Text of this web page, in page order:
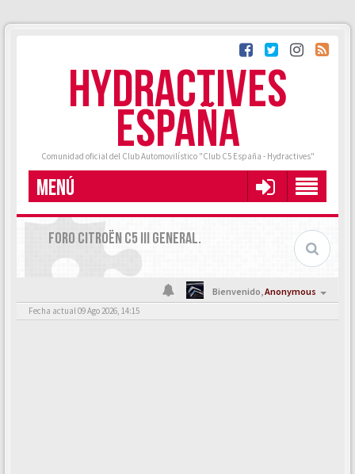
HYDRACTIVES
ESPAÑA
Comunidad oficial del Club Automovilístico "Club C5 España - Hydractives"
MENÚ
FORO CITROËN C5 III GENERAL.
Bienvenido,Anonymous
Fecha actual 09 Ago 2026, 14:15